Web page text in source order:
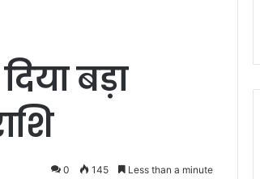
बड़ा
0 145 Less than a minute